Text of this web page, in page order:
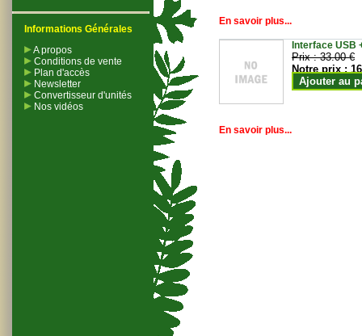
Informations Générales
A propos
Conditions de vente
Plan d'accès
Newsletter
Convertisseur d'unités
Nos vidéos
En savoir plus...
Interface USB
Prix :33.00 €
Notre prix :
Ajouter au
En savoir plus...